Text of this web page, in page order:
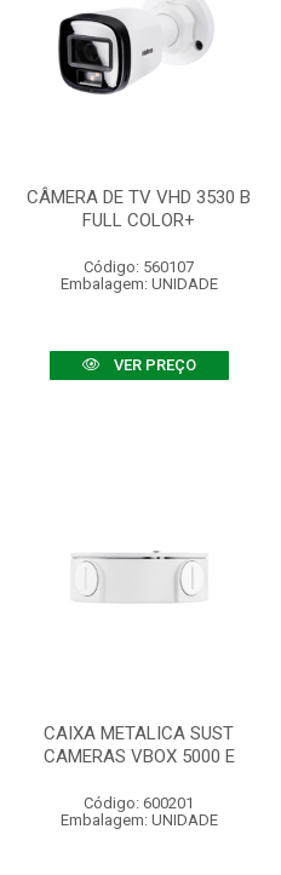
CÂMERA DE TV VHD 3530 B
FULL COLOR+
Código: 560107
Embalagem: UNIDADE
VER PREÇO
CAIXA METALICA SUST
CAMERAS VBOX 5000 E
Código: 600201
Embalagem: UNIDADE